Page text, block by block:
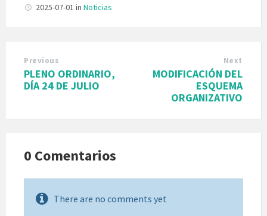
2025-07-01 in Noticias
Previous
PLENO ORDINARIO,
DÍA 24 DE JULIO
Next
MODIFICACIÓN DEL
ESQUEMA
ORGANIZATIVO
0 Comentarios
There are no comments yet